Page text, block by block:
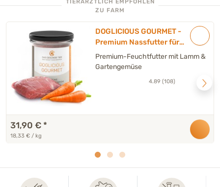
TIERÄRZTLICH EMPFOHLEN
ZU FARM
DOGLICIOUS GOURMET -
Premium Nassfutter für
Hunde mit Lamm &
Gartengemüse - 6 x 290 g
Premium-Feuchtfutter mit Lamm &
Gartengemüse
4.89 (108)
31,90 € *
18,33 € / kg